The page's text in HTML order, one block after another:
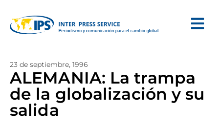
23 de septiembre, 1996
ALEMANIA: La trampa
de la globalización y su
salida